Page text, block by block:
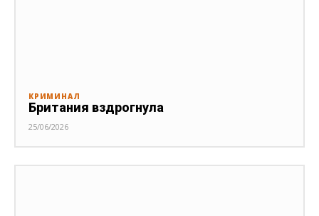
КРИМИНАЛ
Британия вздрогнула
25/06/2026